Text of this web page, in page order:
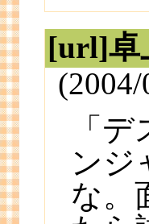
[url]卓
「
ンジ
な。